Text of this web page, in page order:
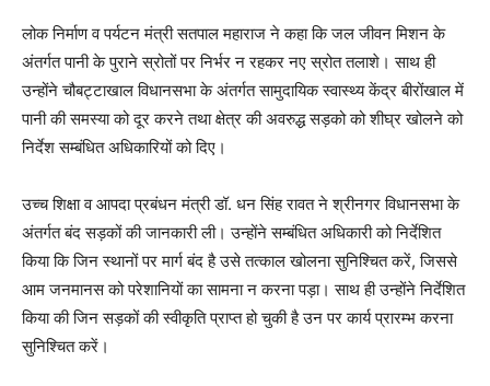
लोक निर्माण व पर्यटन मंत्री सतपाल महाराज ने कहा कि जल जीवन मिशन के
अंतर्गत पानी के पुराने स्रोतों पर निर्भर न रहकर नए स्रोत तलाशे। साथ ही
उन्होंने चौबट्टाखाल विधानसभा के अंतर्गत सामुदायिक स्वास्थ्य केंद्र बीरोंखाल में
पानी की समस्या को दूर करने तथा क्षेत्र की अवरुद्ध सड़को को शीघ्र खोलने को
निर्देश सम्बंधित अधिकारियों को दिए।
उच्च शिक्षा व आपदा प्रबंधन मंत्री डॉ. धन सिंह रावत ने श्रीनगर विधानसभा के
अंतर्गत बंद सड़कों की जानकारी ली। उन्होंने सम्बंधित अधिकारी को निर्देशित
किया कि जिन स्थानों पर मार्ग बंद है उसे तत्काल खोलना सुनिश्चित करें, जिससे
आम जनमानस को परेशानियों का सामना न करना पड़ा। साथ ही उन्होंने निर्देशित
किया की जिन सड़कों की स्वीकृति प्राप्त हो चुकी है उन पर कार्य प्रारम्भ करना
सुनिश्चित करें।